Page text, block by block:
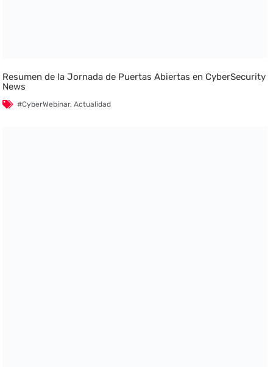
Resumen de la Jornada de Puertas Abiertas en CyberSecurity
News
#CyberWebinar,Actualidad